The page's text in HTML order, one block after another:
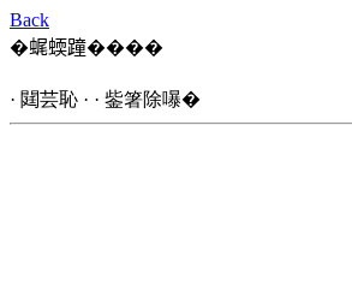
Back
�𧋦蝡蹱����
· 閮芸恥 · · 鈭箸除嚗�